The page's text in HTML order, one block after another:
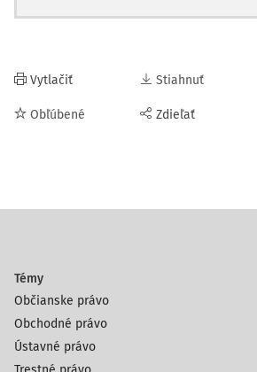
Vytlačiť
Obľúbené
Stiahnuť
Zdieľať
Témy
Občianske právo
Obchodné právo
Ústavné právo